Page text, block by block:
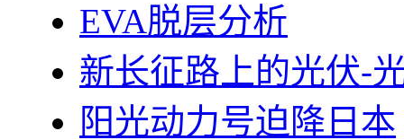
EVA脱层分析
新长征路上的光伏-
阳光动力号迫降日本